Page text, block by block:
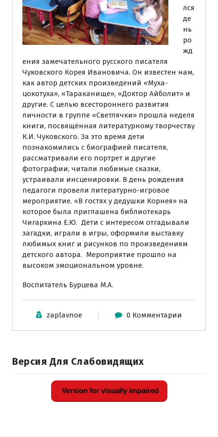
лся
де
нь
ро
жд
ения замечательного русского писателя
Чуковского Корея Ивановича. Он известен нам,
как автор детских произведений «Муха-
цокотуха», «Тараканище», «Доктор Айболит» и
другие. С целью всестороннего развития
личности в группе «Светлячки» прошла неделя
книги, посвящённая литературному творчеству
К.И. Чуковского. За это время дети
познакомились с биографией писателя,
рассматривали его портрет и другие
фотографии, читали любимые сказки,
устраивали инсценировки. В день рождения
педагоги провели литературно-игровое
мероприятие. «В гостях у дедушки Корнея» на
которое была приглашена библиотекарь
Чигаркина Е.Ю. Дети с интересом отгадывали
загадки, играли в игры, оформили выставку
любимых книг и рисунков по произведениям
детского автора. Мероприятие прошло на
высоком эмоциональном уровне.
Воспитатель Бурцева М.А.
zaplavnoe 0 Комментарии
Версия Для Слабовидящих
Version for visually impaired